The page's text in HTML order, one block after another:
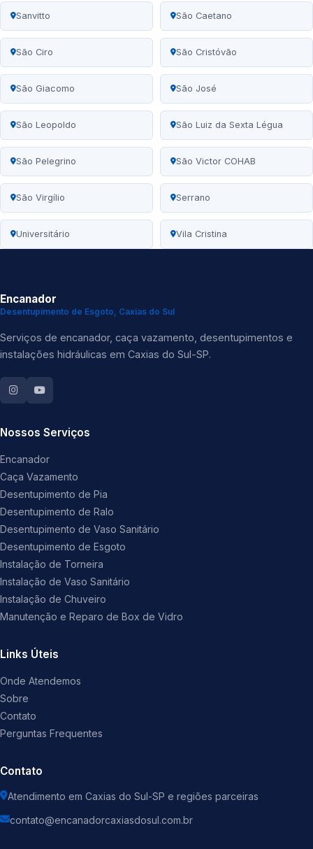
Sanvitto São Caetano
São Ciro São Cristóvão
São Giacomo São José
São Leopoldo São Luiz da Sexta Légua
São Pelegrino São Victor COHAB
São Virgílio Serrano
Universitário Vila Cristina
Encanador
Desentupimento de Esgoto, Caxias do Sul
Serviços de encanador, caça vazamento, desentupimentos e
instalações hidráulicas em Caxias do Sul-SP.
Nossos Serviços
Encanador
Caça Vazamento
Desentupimento de Pia
Desentupimento de Ralo
Desentupimento de Vaso Sanitário
Desentupimento de Esgoto
Instalação de Torneira
Instalação de Vaso Sanitário
Instalação de Chuveiro
Manutenção e Reparo de Box de Vidro
Links Úteis
Onde Atendemos
Sobre
Contato
Perguntas Frequentes
Contato
Atendimento em Caxias do Sul-SP e regiões parceiras
contato@encanadorcaxiasdosul.com.br